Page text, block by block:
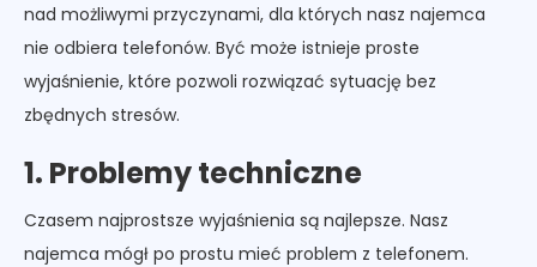
nad możliwymi przyczynami, dla których nasz najemca
nie odbiera telefonów. Być może istnieje proste
wyjaśnienie, które pozwoli rozwiązać sytuację bez
zbędnych stresów.
1. Problemy techniczne
Czasem najprostsze wyjaśnienia są najlepsze. Nasz
najemca mógł po prostu mieć problem z telefonem.